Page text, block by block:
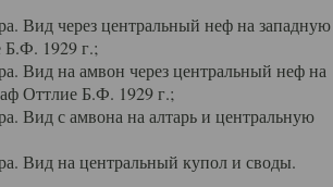
Вид через центральный неф на западную
Б.Ф. 1929 г.;
Вид на амвон через центральный неф на
Оттлие Б.Ф. 1929 г.;
Вид с амвона на алтарь и центральную
Вид на центральный купол и своды.